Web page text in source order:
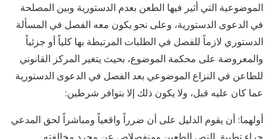
الموضوعية التي أثير فيها الطعن بعدم الدستورية وبين المصلحة
في الدعوى الدستورية، وعلى نحو يكون معه الفصل في المسألة
الدستوري لازماً للفصل في الطلبات المرتبطة بها كلياً أو جزئياً
والمعروضة على محكمة الموضوع، بحيث يتغير المركز القانوني
للطاعن في النزاع الموضوعي بعد الفصل في الدعوى الدستورية
عما كان عليه قبل، ولا يكون ذلك إلا بتوافر شرطين:
أولهما: أن يقوم الدليل على أن ضرراً واقعياً ومباشراً لحق المدعي
حراء تطبيق النص الطعين ومنفصلاص عن مجرد مخالفته